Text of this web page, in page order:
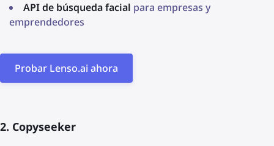
API de búsqueda facial para empresas y
emprendedores
Probar Lenso.ai ahora
2. Copyseeker